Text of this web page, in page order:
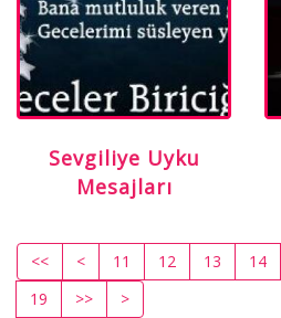
Sevgiliye Uyku
Mesajları
<< < 11 12 13 14
19
>> >